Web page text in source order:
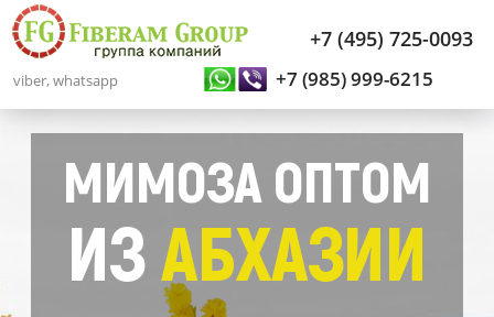
+7 (495) 725-0093
+7 (985) 999-6215
viber, whatsapp
МИМОЗА ОПТОМ
ИЗАБХАЗИИ